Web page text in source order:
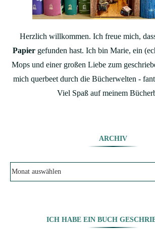
Herzlich willkommen. Ich freue mich,
Papier gefunden hast. Ich bin Marie, ein
Mops und einer großen Liebe zum
mich querbeet durch die Bücherwelten -
Viel Spaß auf meinem
ARCHIV
ICH HABE EIN BUCH